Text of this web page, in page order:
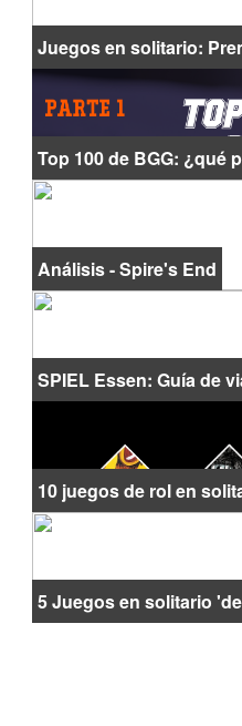
Juegos en solitario:
Top 100 de BGG: ¿qué
Análisis - Spire's End
SPIEL Essen: Guía de
10 juegos de rol en
5 Juegos en solitario